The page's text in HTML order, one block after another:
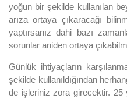
yoğun bir şekilde kullanılan
arıza ortaya çıkaracağı
yaptırsanız dahi bazı
sorunlar aniden ortaya
Günlük ihtiyaçların
şekilde kullanıldığından
de işleriniz zora girecektir. 25